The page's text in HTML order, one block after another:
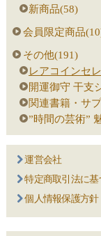
新商品(58)
会員限定商品
その他(191)
レアコインセ
開運御守 干支
関連書籍・サ
”時間の芸術”
運営会社
特定商取引法に
個人情報保護方針